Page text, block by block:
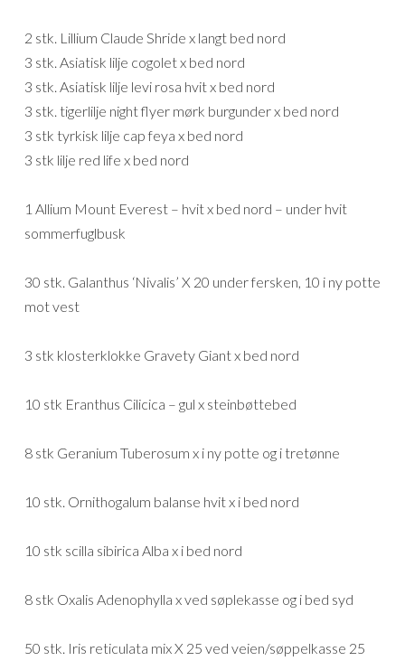
2 stk. Lillium Claude Shride x langt bed nord
3 stk. Asiatisk lilje cogolet x bed nord
3 stk. Asiatisk lilje levi rosa hvit x bed nord
3 stk. tigerlilje night flyer mørk burgunder x bed nord
3 stk tyrkisk lilje cap feya x bed nord
3 stk lilje red life x bed nord
1 Allium Mount Everest – hvit x bed nord – under hvit
sommerfuglbusk
30 stk. Galanthus ‘Nivalis’ X 20 under fersken, 10 i ny potte
mot vest
3 stk klosterklokke Gravety Giant x bed nord
10 stk Eranthus Cilicica – gul x steinbøttebed
8 stk Geranium Tuberosum x i ny potte og i tretønne
10 stk. Ornithogalum balanse hvit x i bed nord
10 stk scilla sibirica Alba x i bed nord
8 stk Oxalis Adenophylla x ved søplekasse og i bed syd
50 stk. Iris reticulata mix X 25 ved veien/søppelkasse 25